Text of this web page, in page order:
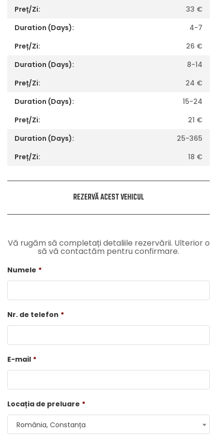
33 €
4-7
26 €
8-14
24 €
15-24
21 €
25-365
18 €
REZERVĂ ACEST VEHICUL
Vă rugăm să completați detaliile rezervării. Ulterior o
să vă contactăm pentru confirmare.
Numele *
Nr. de telefon *
E-mail *
Locația de preluare *
România, Constanța